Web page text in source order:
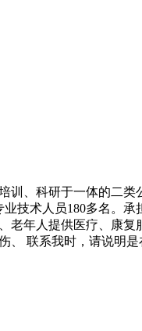
、科研于一体的二
技术人员180多名。
年人提供医疗、康
、 联系我时，请说明是